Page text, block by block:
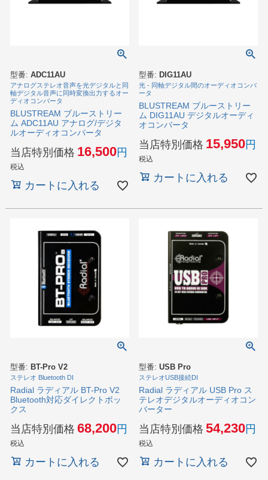
型番: ADC11AU
アナログステレオ音声を光デジタルと同
軸デジタル音声に同時変換出力するオー
ディオコンバータ
BLUSTREAM ブルーストリー
ム ADC11AU アナログ/デジタ
ルオーディオコンバータ
当店特別価格 16,500
税込
カートに入れる
型番: DIG11AU
光 - 同軸デジタル間のオーディオコンバ
ータ
BLUSTREAM ブルーストリー
ム DIG11AU デジタルオーディ
オコンバータ
当店特別価格 15,950
税込
カートに入れる
型番: BT-Pro V2
ステレオ Bluetooth DI
Radial ラディアル BT-Pro V2
Bluetooth対応ダイレクトボッ
クス
当店特別価格 68,200
税込
カートに入れる
型番: USB Pro
ステレオUSB接続DI
Radial ラディアル USB Pro ス
テレオデジタルオーディオコン
バーター
当店特別価格 54,230
税込
カートに入れる